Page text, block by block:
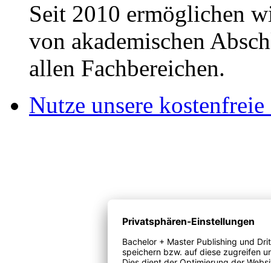
Seit 2010 ermöglichen
von akademischen
allen Fachbereichen.
Nutze unsere